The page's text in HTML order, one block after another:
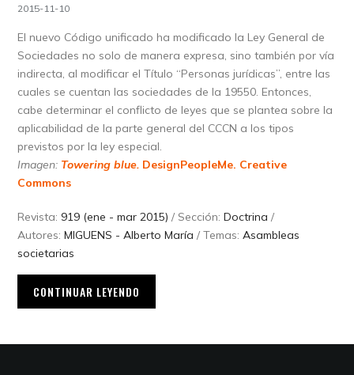
2015-11-10
El nuevo Código unificado ha modificado la Ley General de
Sociedades no solo de manera expresa, sino también por vía
indirecta, al modificar el Título “Personas jurídicas”, entre las
cuales se cuentan las sociedades de la 19550. Entonces,
cabe determinar el conflicto de leyes que se plantea sobre la
aplicabilidad de la parte general del CCCN a los tipos
previstos por la ley especial.
Imagen: Towering blue. DesignPeopleMe. Creative
Commons
Revista: 919 (ene - mar 2015) / Sección:Doctrina /
Autores:MIGUENS - Alberto María / Temas:Asambleas
societarias
CONTINUAR LEYENDO